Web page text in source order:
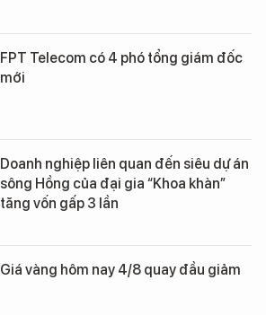
FPT Telecom có 4 phó tổng giám đốc
mới
Doanh nghiệp liên quan đến siêu dự án
sông Hồng của đại gia “Khoa khàn”
tăng vốn gấp 3 lần
Giá vàng hôm nay 4/8 quay đầu giảm